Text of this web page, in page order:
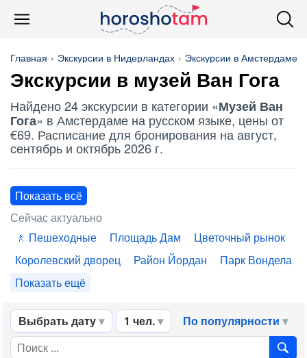
Главная Экскурсии в Нидерландах Экскурсии в Амстердаме
Экскурсии в музей Ван Гога
Найдено 24 экскурсии в категории «Музей Ван
Гога» в Амстердаме на русском языке, цены от
€69. Расписание для бронирования на август,
сентябрь и октябрь 2026 г.
Показать всё
Сейчас актуально
Пешеходные
Площадь Дам
Цветочный рынок
Королевский дворец
Район Йордан
Парк Вондела
Показать ещё
Выбрать дату 1 чел. По популярности